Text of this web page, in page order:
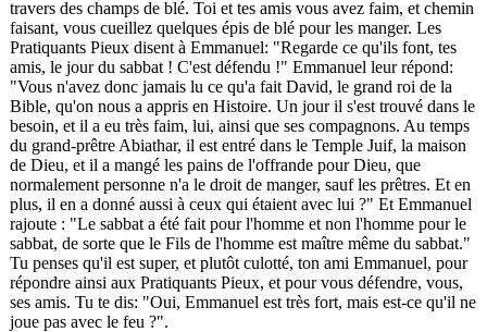
travers des champs de blé. Toi et tes amis vous avez faim, et chemin
faisant, vous cueillez quelques épis de blé pour les manger. Les
Pratiquants Pieux disent à Emmanuel: "Regarde ce qu'ils font, tes
amis, le jour du sabbat ! C'est défendu !" Emmanuel leur répond:
"Vous n'avez donc jamais lu ce qu'a fait David, le grand roi de la
Bible, qu'on nous a appris en Histoire. Un jour il s'est trouvé dans le
besoin, et il a eu très faim, lui, ainsi que ses compagnons. Au temps
du grand-prêtre Abiathar, il est entré dans le Temple Juif, la maison
de Dieu, et il a mangé les pains de l'offrande pour Dieu, que
normalement personne n'a le droit de manger, sauf les prêtres. Et en
plus, il en a donné aussi à ceux qui étaient avec lui ?" Et Emmanuel
rajoute : "Le sabbat a été fait pour l'homme et non l'homme pour le
sabbat, de sorte que le Fils de l'homme est maître même du sabbat."
Tu penses qu'il est super, et plutôt culotté, ton ami Emmanuel, pour
répondre ainsi aux Pratiquants Pieux, et pour vous défendre, vous,
ses amis. Tu te dis: "Oui, Emmanuel est très fort, mais est-ce qu'il ne
joue pas avec le feu ?".